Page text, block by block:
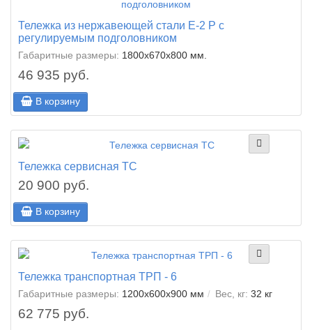
Тележка из нержавеющей стали E-2 Р с
регулируемым подголовником
Габаритные размеры: 1800х670х800 мм.
46 935 руб.
В корзину
Тележка сервисная ТС
20 900 руб.
В корзину
Тележка транспортная ТРП - 6
Габаритные размеры: 1200х600х900 мм Вес, кг: 32 кг
62 775 руб.